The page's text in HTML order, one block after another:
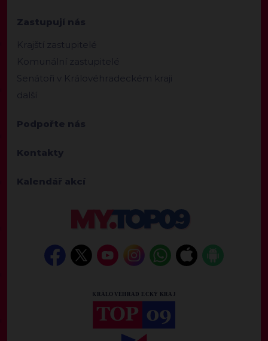
Zastupují nás
Krajští zastupitelé
Komunální zastupitelé
Senátoři v Královéhradeckém kraji
další
Podpořte nás
Kontakty
Kalendář akcí